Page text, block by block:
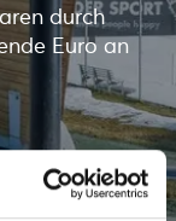
durch
Euro an